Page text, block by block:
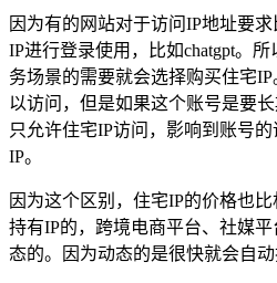
因为有的网站对于访问IP地址要
IP进行登录使用，比如chatgpt。
务场景的需要就会选择购买住宅
以访问，但是如果这个账号是要
只允许住宅IP访问，影响到账号
IP。
因为这个区别，住宅IP的价格也
持有IP的，跨境电商平台、社媒
态的。因为动态的是很快就会自动